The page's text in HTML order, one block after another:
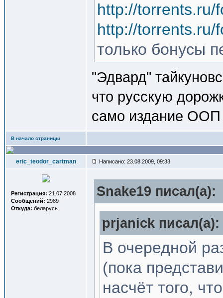
http://torrents.ru/
http://torrents.ru/
только бонусы
"Эдвард"
что русскую
само издание ООП
В начало страницы
eric_teodor_cartman Написано: 23.08.2009, 09:33
Регистрация: 21.07.2008
Сообщений: 2989
Откуда: беларусь
Snake19 писал(a):
prjanick писал(a):
В очередной
(пока
насчёт того,